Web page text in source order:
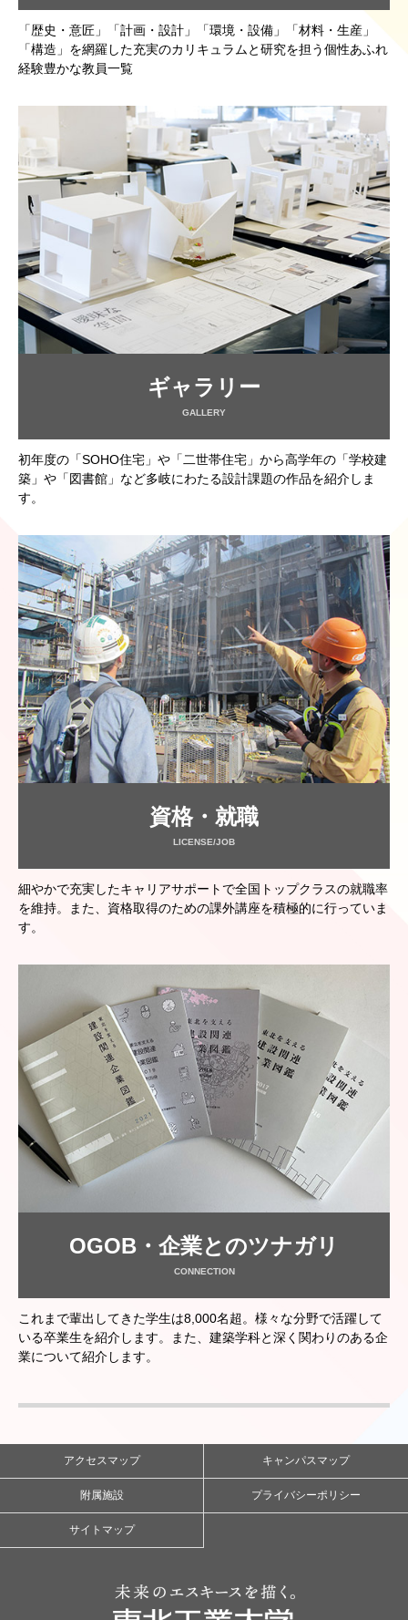
「歴史・意匠」「計画・設計」「環境・設備」「材料・生産」
「構造」を網羅した充実のカリキュラムと研究を担う個性あふれ
経験豊かな教員一覧
ギャラリー
GALLERY
初年度の「SOHO住宅」や「二世帯住宅」から高学年の「学校建
築」や「図書館」など多岐にわたる設計課題の作品を紹介しま
す。
資格・就職
LICENSE/JOB
細やかで充実したキャリアサポートで全国トップクラスの就職率
を維持。また、資格取得のための課外講座を積極的に行っていま
す。
OGOB・企業とのツナガリ
CONNECTION
これまで輩出してきた学生は8,000名超。様々な分野で活躍して
いる卒業生を紹介します。また、建築学科と深く関わりのある企
業について紹介します。
アクセスマップ キャンパスマップ
附属施設 プライバシーポリシー
サイトマップ